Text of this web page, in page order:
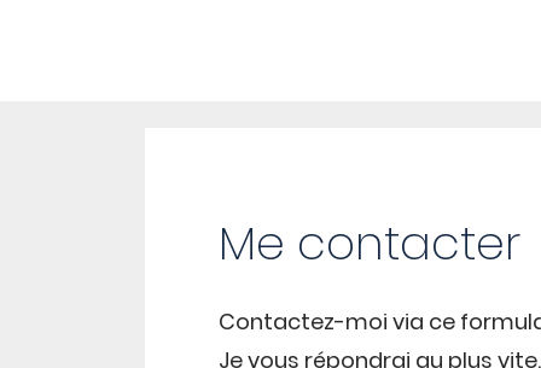
Me contacter
Contactez-moi via ce
Je vous répondrai au plus vite.